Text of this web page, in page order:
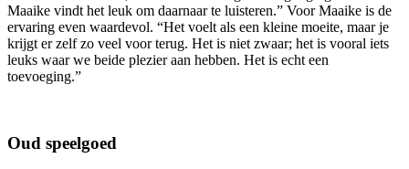
Maaike vindt het leuk om daarnaar te luisteren.” Voor Maaike is de
ervaring even waardevol. “Het voelt als een kleine moeite, maar je
krijgt er zelf zo veel voor terug. Het is niet zwaar; het is vooral iets
leuks waar we beide plezier aan hebben. Het is echt een
toevoeging.”
Oud speelgoed